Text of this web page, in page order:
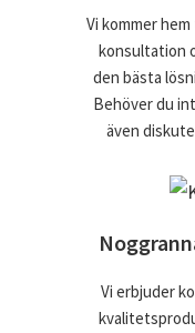
Vi kommer
konsultation
den bästa
Behöver du
även
Vi erbjuder